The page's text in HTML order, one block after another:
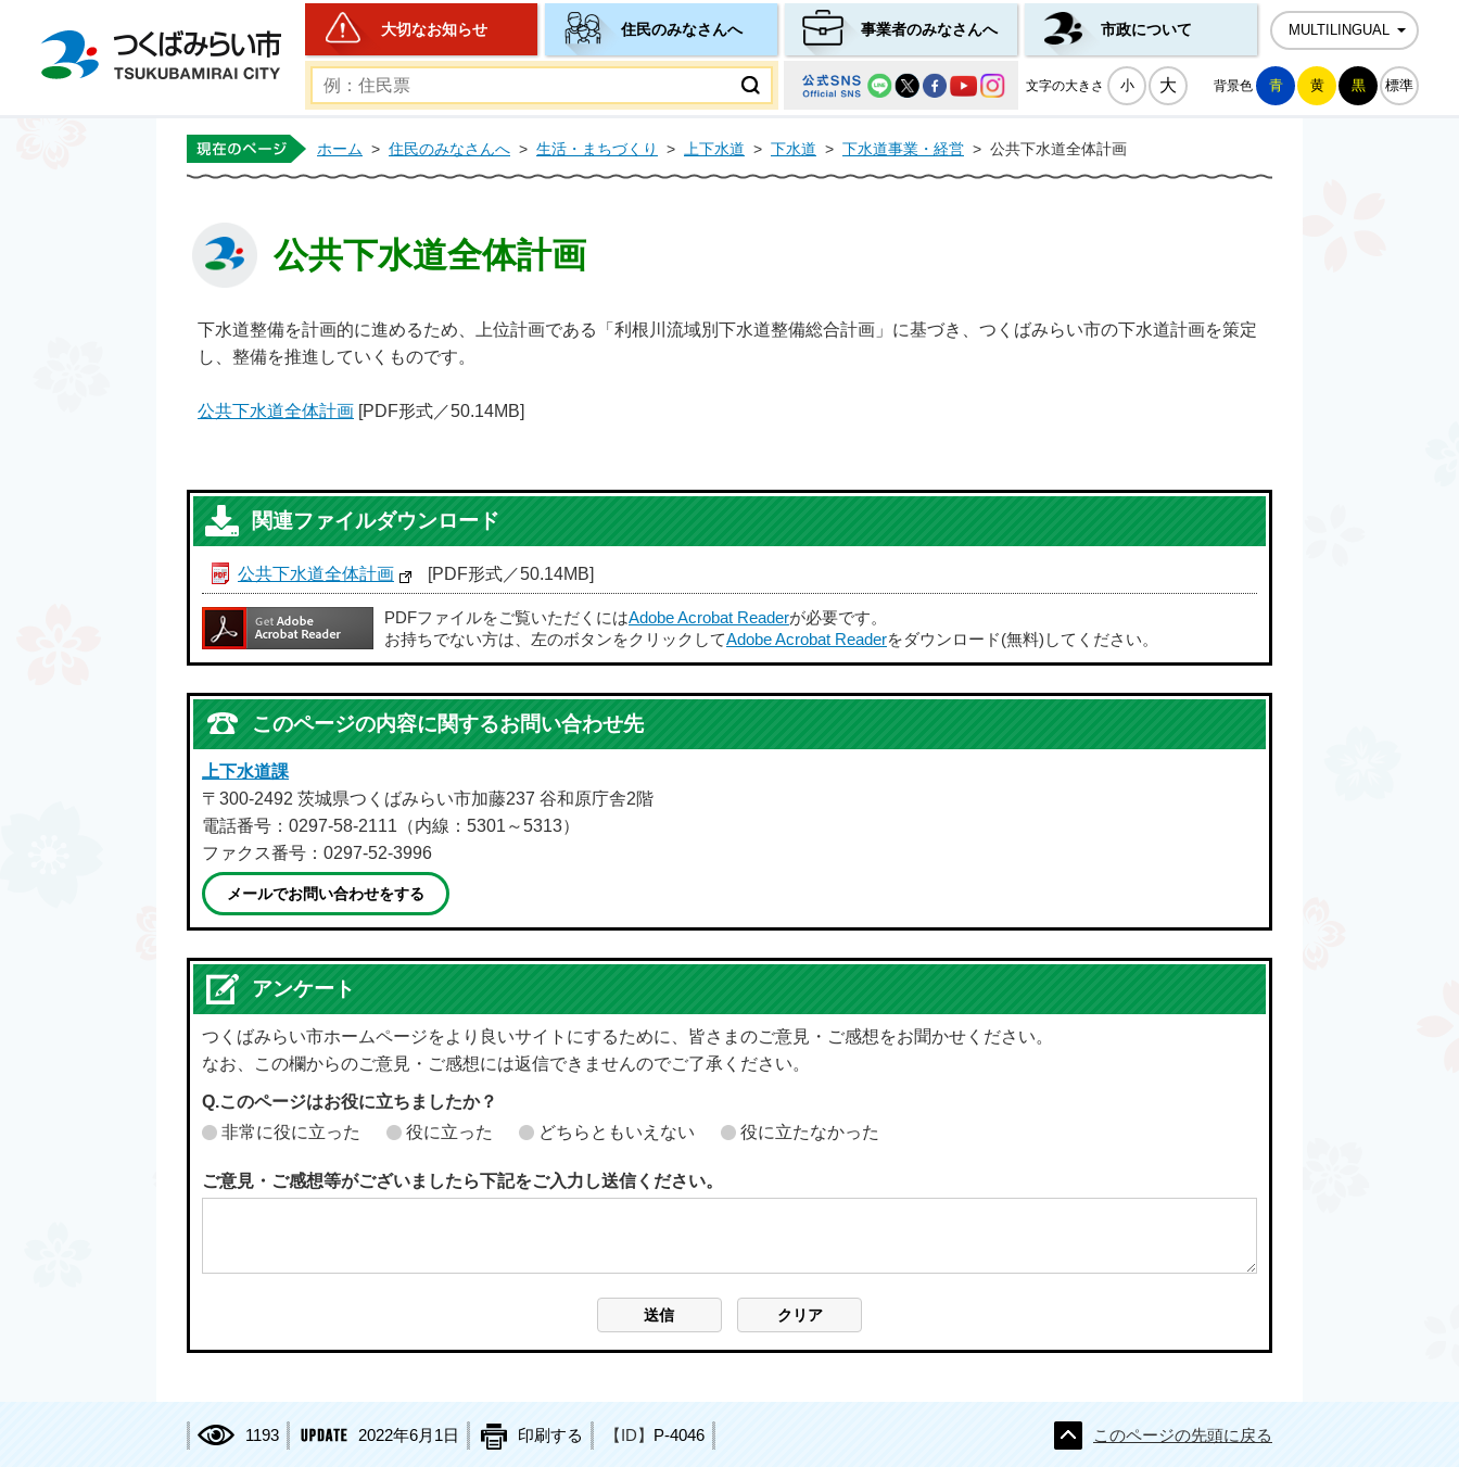
つくばみらい市公式ホームページ
大切なお知らせ 住民のみなさんへ 事業者のみなさんへ 市政について MULTILINGUAL
文字の大きさ 小 大 背景色 青 黄 黒 標準
ホーム > 住民のみなさんへ > 生活・まちづくり > 上下水道 > 下水道 > 下水道事業・経営 > 公共下水道全体計画
公共下水道全体計画
下水道整備を計画的に進めるため、上位計画である「利根川流域別下水道整備総合計画」に基づき、つくばみらい市の下水道計画を策定
し、整備を推進していくものです。
公共下水道全体計画 [PDF形式／50.14MB]
関連ファイルダウンロード
公共下水道全体計画 [PDF形式／50.14MB]
PDFファイルをご覧いただくにはAdobe Acrobat Readerが必要です。
お持ちでない方は、左のボタンをクリックしてAdobe Acrobat Readerをダウンロード(無料)してください。
このページの内容に関するお問い合わせ先
上下水道課
〒300-2492 茨城県つくばみらい市加藤237 谷和原庁舎2階
電話番号：0297-58-2111（内線：5301～5313）
ファクス番号：0297-52-3996
メールでお問い合わせをする
アンケート
つくばみらい市ホームページをより良いサイトにするために、皆さまのご意見・ご感想をお聞かせください。
なお、この欄からのご意見・ご感想には返信できませんのでご了承ください。
Q.このページはお役に立ちましたか？
非常に役に立った
役に立った どちらともいえない 役に立たなかった
ご意見・ご感想等がございましたら下記をご入力し送信ください。
1193 2022年6月1日 印刷する 【ID】 P-4046 このページの先頭に戻る